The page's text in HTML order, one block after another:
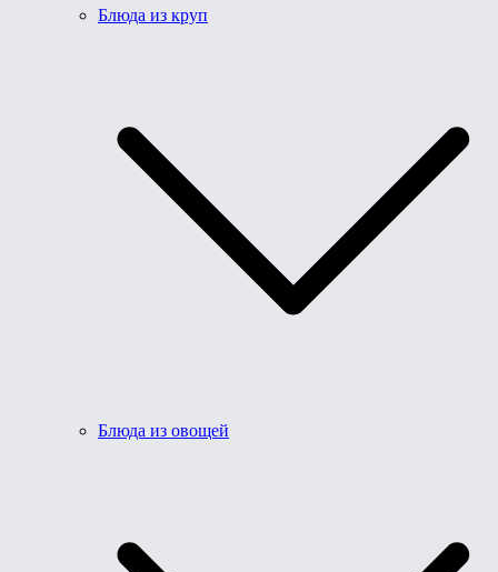
Блюда из круп
Блюда из овощей